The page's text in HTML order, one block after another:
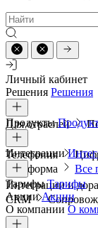
Личный кабинет
Решения Решения
Для отраслей
Продукты
Телефония
платформа
Все
Интеграции
Интеграции и
CRM
ТарифыТарифы
АкцииАкции
О компании О